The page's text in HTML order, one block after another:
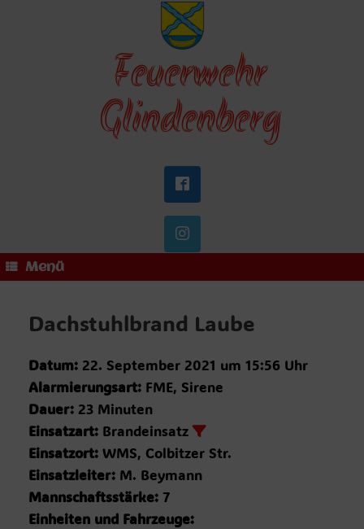
Feuerwehr
Glindenberg
Menü
Dachstuhlbrand Laube
Datum: 22. September 2021 um 15:56 Uhr
Alarmierungsart: FME, Sirene
Dauer: 23 Minuten
Einsatzart: Brandeinsatz
Einsatzort: WMS, Colbitzer Str.
Einsatzleiter: M. Beymann
Mannschaftsstärke: 7
Einheiten und Fahrzeuge: